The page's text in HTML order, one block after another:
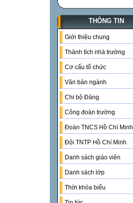
THÔNG TIN
Giới thiệu chung
Thành tích nhà trường
Cơ cấu tổ chức
Văn bản ngành
Chi bộ Đảng
Công đoàn trường
Đoàn TNCS Hồ Chí Minh
Đội TNTP Hồ Chí Minh
Danh sách giáo viên
Danh sách lớp
Thời khóa biểu